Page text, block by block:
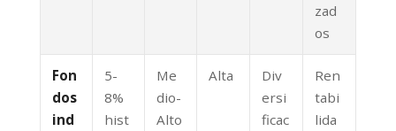
zad
os
Fon
dos
ind
5-
8%
hist
Me
dio-
Alto
Alta
Div
ersi
ficac
Ren
tabi
lida